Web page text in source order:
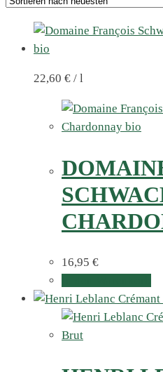
22,60 € / l
16,95 €